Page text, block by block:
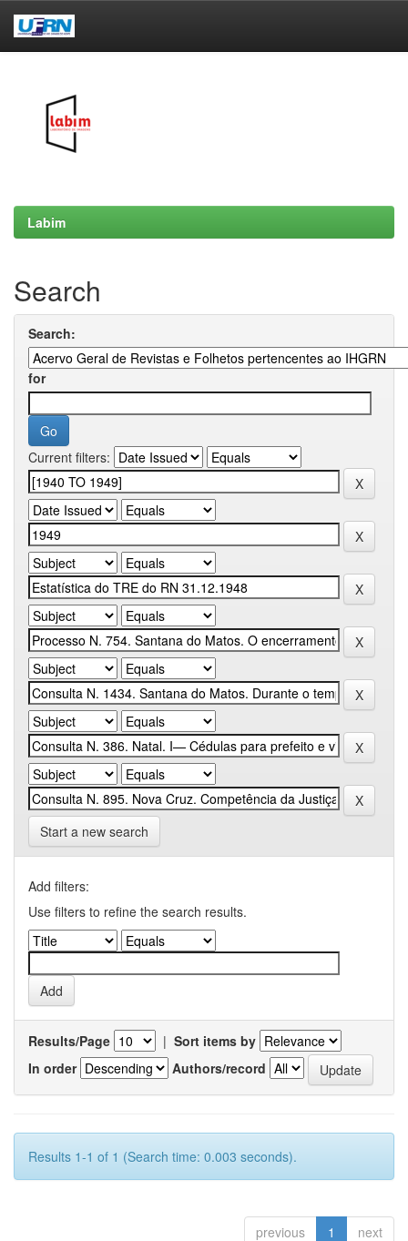
Labim
Search
Search:
for
Current filters:
Start a new search
Add filters:
Use filters to refine the search results.
Results/Page | Sort items by
In order
Authors/record
Results 1-1 of 1 (Search time: 0.003 seconds).
previous 1 next